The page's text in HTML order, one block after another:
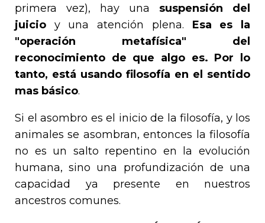
primera vez), hay una suspensión del
juicio y una atención plena. Esa es la
"operación metafísica" del
reconocimiento de que algo es. Por lo
tanto, está usando filosofía en el sentido
mas básico.
Si el asombro es el inicio de la filosofía, y los
animales se asombran, entonces la filosofía
no es un salto repentino en la evolución
humana, sino una profundización de una
capacidad ya presente en nuestros
ancestros comunes.